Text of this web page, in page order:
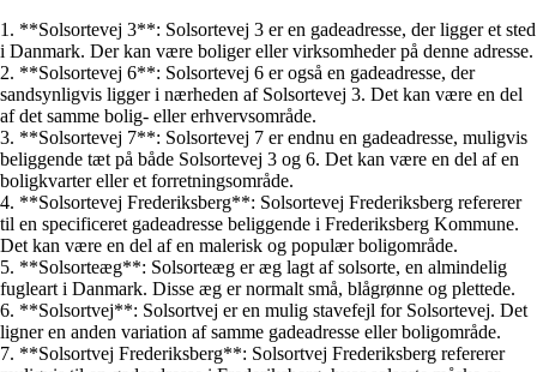
1. **Solsortevej 3**: Solsortevej 3 er en gadeadresse, der ligger et sted
i Danmark. Der kan være boliger eller virksomheder på denne adresse.
2. **Solsortevej 6**: Solsortevej 6 er også en gadeadresse, der
sandsynligvis ligger i nærheden af Solsortevej 3. Det kan være en del
af det samme bolig- eller erhvervsområde.
3. **Solsortevej 7**: Solsortevej 7 er endnu en gadeadresse, muligvis
beliggende tæt på både Solsortevej 3 og 6. Det kan være en del af en
boligkvarter eller et forretningsområde.
4. **Solsortevej Frederiksberg**: Solsortevej Frederiksberg refererer
til en specificeret gadeadresse beliggende i Frederiksberg Kommune.
Det kan være en del af en malerisk og populær boligområde.
5. **Solsorteæg**: Solsorteæg er æg lagt af solsorte, en almindelig
fugleart i Danmark. Disse æg er normalt små, blågrønne og plettede.
6. **Solsortvej**: Solsortvej er en mulig stavefejl for Solsortevej. Det
ligner en anden variation af samme gadeadresse eller boligområde.
7. **Solsortvej Frederiksberg**: Solsortvej Frederiksberg refererer